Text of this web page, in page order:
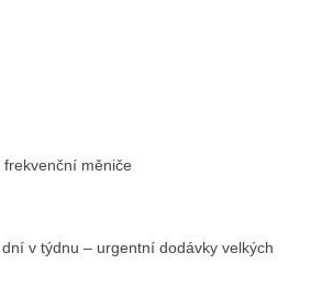
měniče
v týdnu – urgentní dodávky velkých